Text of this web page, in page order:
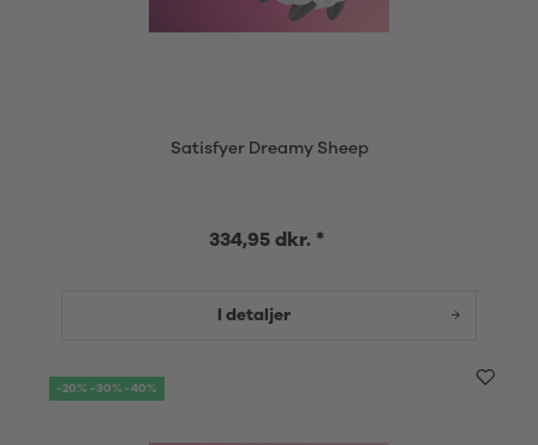
Satisfyer Dreamy Sheep
334,95 dkr. *
I detaljer
-20% -30% -40%